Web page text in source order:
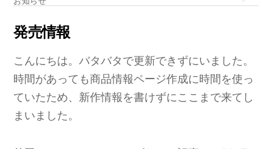
発売情報
こんにちは。バタバタで更新できずにいました。
時間があっても商品情報ページ作成に時間を使っ
ていたため、新作情報を書けずにここまで来てし
まいました。